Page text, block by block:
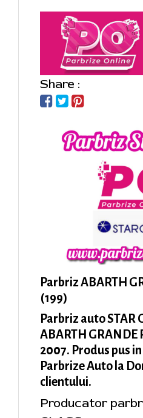
Share :
Parbriz ABARTH
(199)
Parbriz auto STAR
ABARTH GRANDE
2007. Produs pus
Parbrize Auto la
clientului.
Producator